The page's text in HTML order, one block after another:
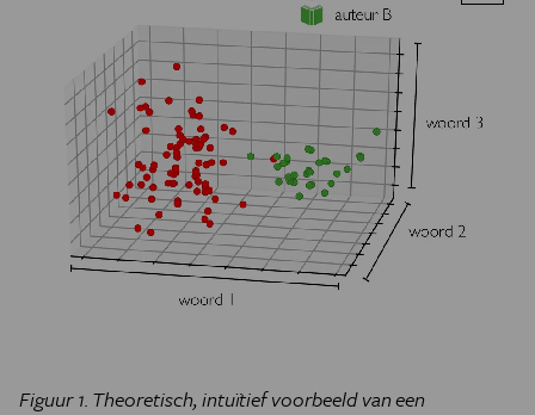
Figuur 1. Theoretisch, intuïtief voorbeeld van een